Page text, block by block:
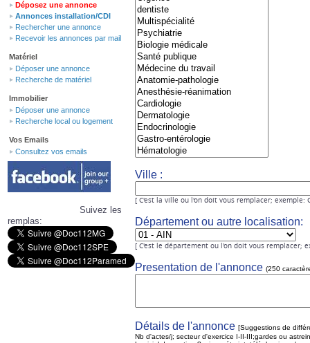
Déposez une annonce
Annonces installation/CDI
Rechercher une annonce
Recevoir les annonces par mail
Matériel
Déposer une annonce
Recherche de matériel
Immobilier
Déposer une annonce
Recherche local ou logement
Vos Emails
Consultez vos emails
Suivez les
remplas:
Ville :
[ C'est la ville ou l'on doit vous remplacer; exemple:
Département ou autre localisation:
[ C'est le département ou l'on doit vous remplacer;
Presentation de l'annonce (250
Détails de l'annonce [Suggestions de
Nb d'actes/j; secteur d'exercice I-II-III;gardes ou